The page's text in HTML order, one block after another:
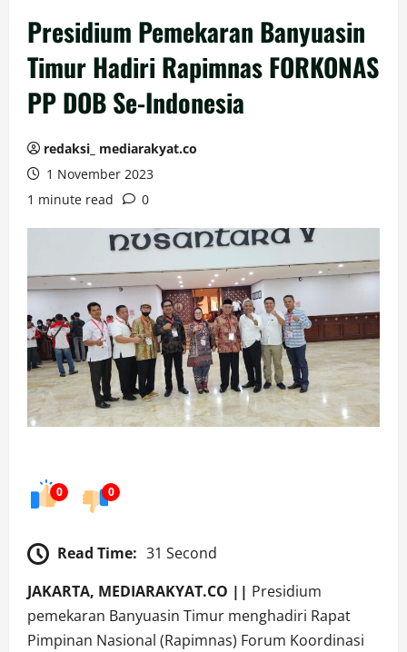
Presidium Pemekaran Banyuasin
Timur Hadiri Rapimnas FORKONAS
PP DOB Se-Indonesia
redaksi_ mediarakyat.co
1 November 2023
1 minute read
0
0 0
Read Time: 31 Second
JAKARTA, MEDIARAKYAT.CO || Presidium
pemekaran Banyuasin Timur menghadiri Rapat
Pimpinan Nasional (Rapimnas) Forum Koordinasi